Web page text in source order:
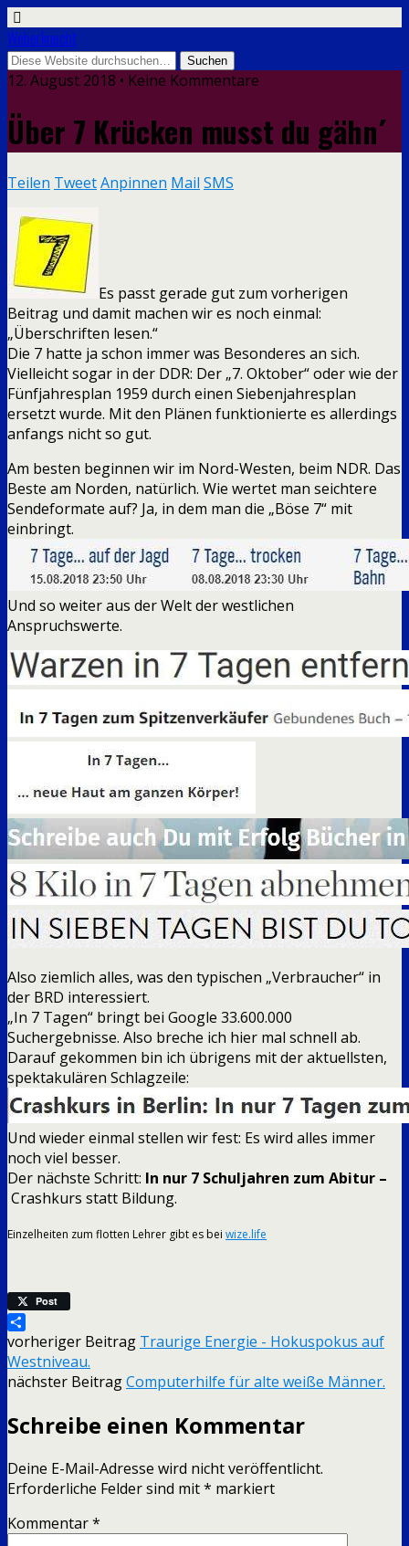
Weberknecht
12. August 2018 • Keine Kommentare
Über 7 Krücken musst du gähn´
Teilen TweetAnpinnen Mail SMS
Es passt gerade gut zum vorherigen
Beitrag und damit machen wir es noch einmal:
„Überschriften lesen.“
Die 7 hatte ja schon immer was Besonderes an sich.
Vielleicht sogar in der DDR: Der „7. Oktober“ oder wie der
Fünfjahresplan 1959 durch einen Siebenjahresplan
ersetzt wurde. Mit den Plänen funktionierte es allerdings
anfangs nicht so gut.
Am besten beginnen wir im Nord-Westen, beim NDR. Das
Beste am Norden, natürlich. Wie wertet man seichtere
Sendeformate auf? Ja, in dem man die „Böse 7“ mit
einbringt.
Und so weiter aus der Welt der westlichen
Anspruchswerte.
Also ziemlich alles, was den typischen „Verbraucher“ in
der BRD interessiert.
„In 7 Tagen“ bringt bei Google 33.600.000
Suchergebnisse. Also breche ich hier mal schnell ab.
Darauf gekommen bin ich übrigens mit der aktuellsten,
spektakulären Schlagzeile:
Und wieder einmal stellen wir fest: Es wird alles immer
noch viel besser.
Der nächste Schritt: In nur 7 Schuljahren zum Abitur –
Crashkurs statt Bildung.
Einzelheiten zum flotten Lehrer gibt es bei wize.life
Post
Teilen
vorheriger Beitrag Traurige Energie - Hokuspokus auf
Westniveau.
nächster BeitragComputerhilfe für alte weiße Männer.
Schreibe einen Kommentar
Deine E-Mail-Adresse wird nicht veröffentlicht.
Erforderliche Felder sind mit* markiert
Kommentar*